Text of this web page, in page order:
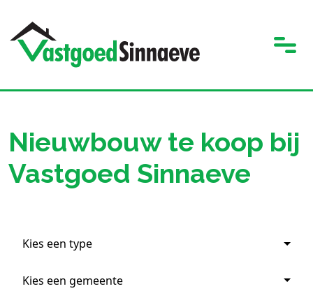
Nieuwbouw te koop bij
Vastgoed Sinnaeve
Kies een type
Kies een gemeente